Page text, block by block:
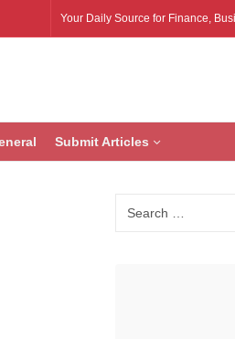
Your Daily Source for Finance,
Submit Articles